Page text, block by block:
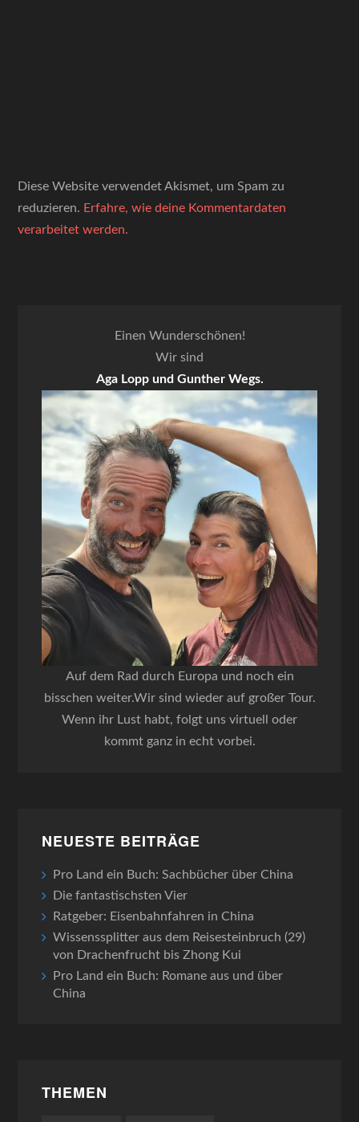
Diese Website verwendet Akismet, um Spam zu
reduzieren. Erfahre, wie deine Kommentardaten
verarbeitet werden.
Einen Wunderschönen!
Wir sind
Aga Lopp und Gunther Wegs.
Auf dem Rad durch Europa und noch ein
bisschen weiter.Wir sind wieder auf großer Tour.
Wenn ihr Lust habt, folgt uns virtuell oder
kommt ganz in echt vorbei.
NEUESTE BEITRÄGE
Pro Land ein Buch: Sachbücher über China
Die fantastischsten Vier
Ratgeber: Eisenbahnfahren in China
Wissenssplitter aus dem Reisesteinbruch (29)
von Drachenfrucht bis Zhong Kui
Pro Land ein Buch: Romane aus und über
China
THEMEN